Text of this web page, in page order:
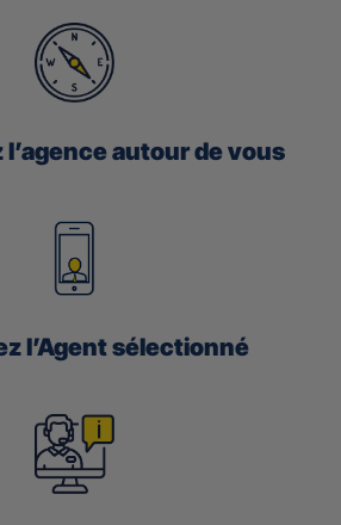
autour de vous
l’Agent sélectionné